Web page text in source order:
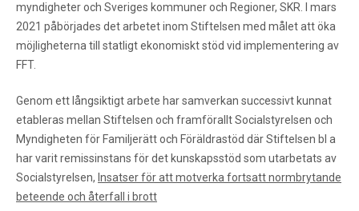
myndigheter och Sveriges kommuner och Regioner, SKR. I mars
2021 påbörjades det arbetet inom Stiftelsen med målet att öka
möjligheterna till statligt ekonomiskt stöd vid implementering av
FFT.
Genom ett långsiktigt arbete har samverkan successivt kunnat
etableras mellan Stiftelsen och framförallt Socialstyrelsen och
Myndigheten för Familjerätt och Föräldrastöd där Stiftelsen bl a
har varit remissinstans för det kunskapsstöd som utarbetats av
Socialstyrelsen, Insatser för att motverka fortsatt normbrytande
beteende och återfall i brott